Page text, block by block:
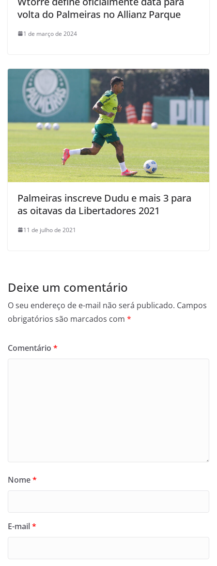
volta do Palmeiras no Allianz Parque
1 de março de 2024
Palmeiras inscreve Dudu e mais 3 para
as oitavas da Libertadores 2021
11 de julho de 2021
Deixe um comentário
O seu endereço de e-mail não será publicado. Campos
obrigatórios são marcados com *
Comentário *
Nome*
E-mail*